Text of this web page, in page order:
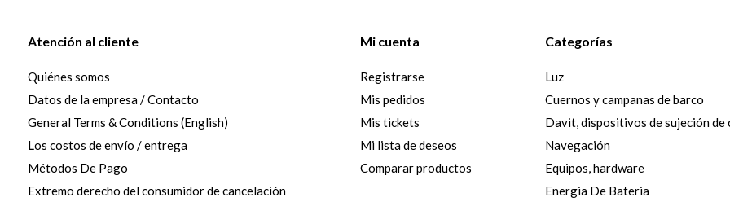
Atención al cliente
Quiénes somos
Datos de la empresa / Contacto
General Terms & Conditions (English)
Los costos de envío / entrega
Métodos De Pago
Extremo derecho del consumidor de cancelación
Mi cuenta
Registrarse
Mis pedidos
Mis tickets
Mi lista de deseos
Comparar productos
Categorías
Luz
Cuernos y campanas de barco
Davit, dispositivos de sujeción de
Navegación
Equipos, hardware
Energia De Bateria